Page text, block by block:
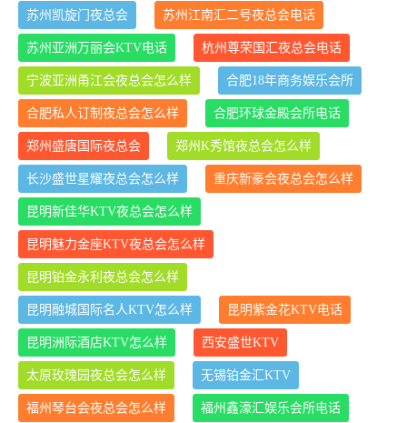
苏州凯旋门夜总会 苏州江南汇二号夜总会电话
苏州亚洲万丽会KTV电话 杭州尊荣国汇夜总会电话
宁波亚洲甬江会夜总会怎么样 合肥18年商务娱乐会所
合肥私人订制夜总会怎么样 合肥环球金殿会所电话
郑州盛唐国际夜总会 郑州K秀馆夜总会怎么样
长沙盛世星耀夜总会怎么样 重庆新豪会夜总会怎么样
昆明新佳华KTV夜总会怎么样
昆明魅力金座KTV夜总会怎么样
昆明铂金永利夜总会怎么样
昆明融城国际名人KTV怎么样 昆明紫金花KTV电话
昆明洲际酒店KTV怎么样 西安盛世KTV
太原玫瑰园夜总会怎么样 无锡铂金汇KTV
福州琴台会夜总会怎么样 福州鑫濠汇娱乐会所电话